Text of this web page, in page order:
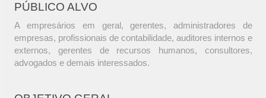
PÚBLICO ALVO
A empresários em geral, gerentes, administradores de
empresas, profissionais de contabilidade, auditores internos e
externos, gerentes de recursos humanos, consultores,
advogados e demais interessados.